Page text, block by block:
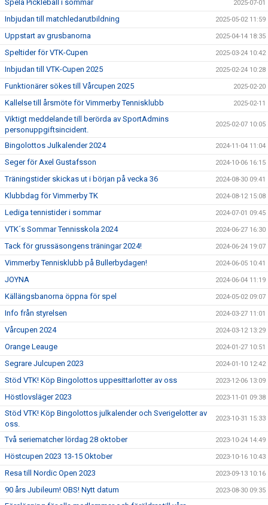
Spela Pickleball i sommar 2025-07-01
Inbjudan till matchledarutbildning 2025-05-02 11:59
Uppstart av grusbanorna 2025-04-14 18:35
Speltider för VTK-Cupen 2025-03-24 10:42
Inbjudan till VTK-Cupen 2025 2025-02-24 10:28
Funktionärer sökes till Vårcupen 2025 2025-02-20
Kallelse till årsmöte för Vimmerby Tennisklubb 2025-02-11
Viktigt meddelande till berörda av SportAdmins
personuppgiftsincident.
2025-02-07 10:05
Bingolottos Julkalender 2024 2024-11-04 11:04
Seger för Axel Gustafsson 2024-10-06 16:15
Träningstider skickas ut i början på vecka 36 2024-08-30 09:41
Klubbdag för Vimmerby TK 2024-08-12 15:08
Lediga tennistider i sommar 2024-07-01 09:45
VTK´s Sommar Tennisskola 2024 2024-06-27 16:30
Tack för grussäsongens träningar 2024! 2024-06-24 19:07
Vimmerby Tennisklubb på Bullerbydagen! 2024-06-05 10:41
JOYNA 2024-06-04 11:19
Källängsbanorna öppna för spel 2024-05-02 09:07
Info från styrelsen 2024-03-27 11:01
Vårcupen 2024 2024-03-12 13:29
Orange Leauge 2024-01-27 10:51
Segrare Julcupen 2023 2024-01-10 12:42
Stöd VTK! Köp Bingolottos uppesittarlotter av oss 2023-12-06 13:09
Höstlovsläger 2023 2023-11-01 09:38
Stöd VTK! Köp Bingolottos julkalender och Sverigelotter av
oss.
2023-10-31 15:33
Två seriematcher lördag 28 oktober 2023-10-24 14:49
Höstcupen 2023 13-15 Oktober 2023-10-16 10:43
Resa till Nordic Open 2023 2023-09-13 10:16
90 års Jubileum! OBS! Nytt datum 2023-08-30 09:35